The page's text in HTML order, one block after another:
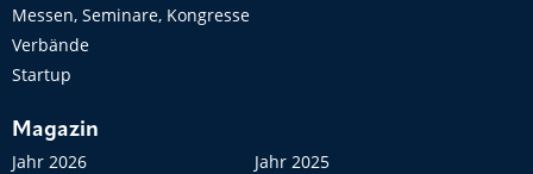
Messen, Seminare, Kongresse
Verbände
Startup
Magazin
Jahr 2026
Jahr 2025